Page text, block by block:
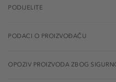
PODIJELITE
PODACI O PROIZVOĐAČU
OPOZIV PROIZVODA ZBOG